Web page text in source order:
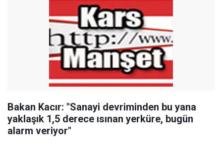
Bakan Kacır: "Sanayi devriminden bu yana
yaklaşık 1,5 derece ısınan yerküre, bugün
alarm veriyor"